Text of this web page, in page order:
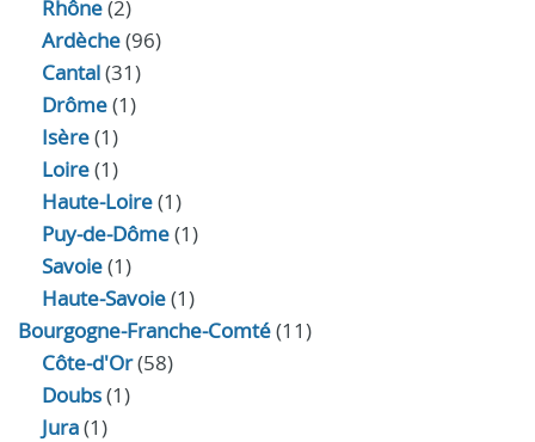
Rhône(2)
Ardèche(96)
Cantal(31)
Drôme(1)
Isère(1)
Loire(1)
Haute-Loire(1)
Puy-de-Dôme(1)
Savoie(1)
Haute-Savoie(1)
Bourgogne-Franche-Comté(11)
Côte-d'Or(58)
Doubs(1)
Jura(1)